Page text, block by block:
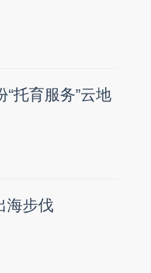
托育服务”云地
海步伐